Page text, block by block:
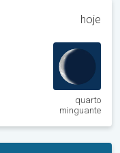
hoje
quarto
minguante